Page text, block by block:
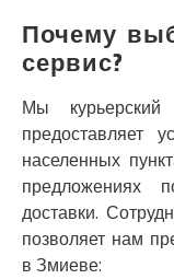
Почему
сервис?
Мы
предоставляет
населенных
предложениях
доставки.
позволяет нам
в Змиеве:
Софиевская
Сокольники
Солоницевка
Старые
Стебник
Стоянка
Стрый
Сумы
Светловодск